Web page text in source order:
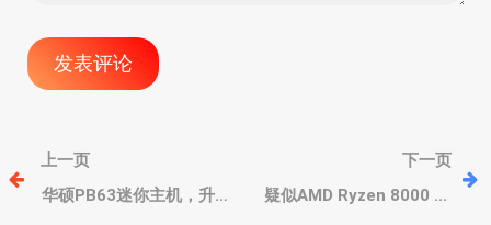
文
章
上一页
华硕PB63迷你主机，升级
下一页
疑似AMD Ryzen 8000 新